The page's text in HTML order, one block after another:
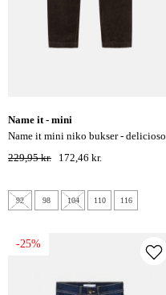
name it - mini
name it mini niko bukser - delicioso
229,95 kr.
172,46 kr.
92 98 104 110 116
-25%